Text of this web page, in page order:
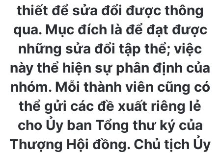
thiết để sửa đổi được thông
qua. Mục đích là để đạt được
những sửa đổi tập thể; việc
này thể hiện sự phân định của
nhóm. Mỗi thành viên cũng có
thể gửi các đề xuất riêng lẻ
cho Ủy ban Tổng thư ký của
Thượng Hội đồng. Chủ tịch Ủy